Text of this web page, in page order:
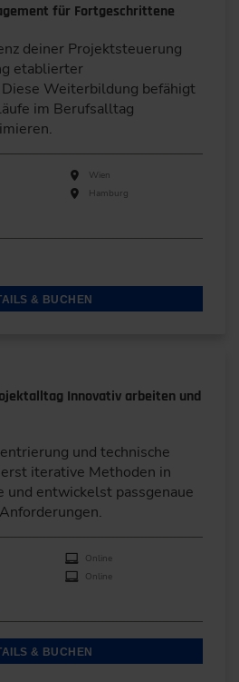
für Fortgeschrittene
deiner Projektsteuerung
etablierter
Weiterbildung befähigt
im Berufsalltag
Wien
Hamburg
& BUCHEN
Innovativ arbeiten und
und technische
iterative Methoden in
und entwickelst passgenaue
Online
Online
& BUCHEN